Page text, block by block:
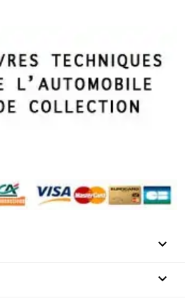

